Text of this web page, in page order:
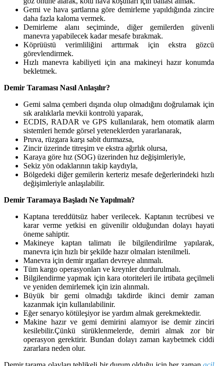
Gemi ve hava şartlarına göre demirleme yapıldığında zincire
daha fazla kaloma vermek.
Demirleme alanı seçiminde, diğer gemilerden güvenli
manevra yapabilecek kadar mesafe bırakmak.
Köprüüstü verimliliğini arttırmak için ekstra gözcü
görevlendirmek.
Hızlı manevra kabiliyeti için ana makineyi hazır konumda
bekletmek.
Demir Taraması Nasıl Anlaşılır?
Gemi salma çemberi dışında olup olmadığını doğrulamak için
sık aralıklarla mevkii kontrolü yaparak,
ECDIS, RADAR ve GPS kullanılarak, hem otomatik alarm
sistemleri hemde görsel yeteneklerden yararlanarak,
Pruva, rüzgara karşı sabit durmazsa,
Zincir üzerinde titreşim ve ekstra ağırlık olursa,
Karaya göre hız (SOG) üzerinden hız değişimleriyle,
Sekiz yön odaklarının takip kaydıyla,
Bölgedeki diğer gemilerin kerteriz mesafe değerlerindeki hızlı
değişimleriyle anlaşılabilir.
Demir Taramaya Başladı Ne Yapılmalı?
Kaptana tereddütsüz haber verilecek. Kaptanın tecrübesi ve
karar verme yetkisi en güvenilir olduğundan dolayı hayati
öneme sahiptir.
Makineye kaptan talimatı ile bilgilendirilme yapılarak,
manevra için hızlı bir şekilde hazır olmaları istenilmeli.
Manevra için demir ırgatları devreye alınmalı.
Tüm kargo operasyonları ve kreynler durdurulmalı.
Bilgilendirme yapmak için kara otoriteleri ile irtibata geçilmeli
ve yeniden demirlemek için izin alınmalı.
Büyük bir gemi olmadığı takdirde ikinci demir zaman
kazanmak için kullanılabilinir.
Eğer senaryo kötüleşiyor ise yardım almak gerekmektedir.
Makine hazır ve gemi demirini alamıyor ise demir zinciri
kesilebilir.Çünkü sürüklenmelerde, demiri almak zor bir
operasyon gerektirir. Bundan dolayı zaman kaybetmek ciddi
zararlara neden olur.